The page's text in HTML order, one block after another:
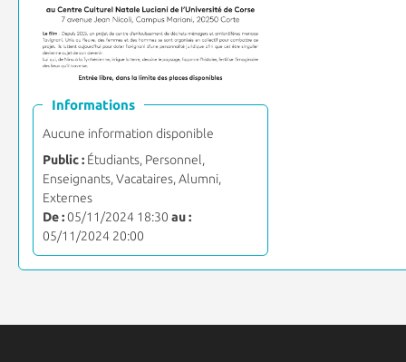
Informations
Aucune information disponible
Public :Étudiants, Personnel,
Enseignants, Vacataires, Alumni,
Externes
De :05/11/2024 18:30 au :
05/11/2024 20:00